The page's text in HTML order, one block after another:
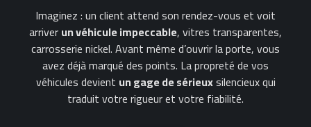
Imaginez : un client attend son rendez-vous et voit
arriverun véhicule impeccable, vitres transparentes,
carrosserie nickel. Avant même d’ouvrir la porte, vous
avez déjà marqué des points. La propreté de vos
véhicules devient un gage de sérieuxsilencieux qui
traduit votre rigueur et votre fiabilité.